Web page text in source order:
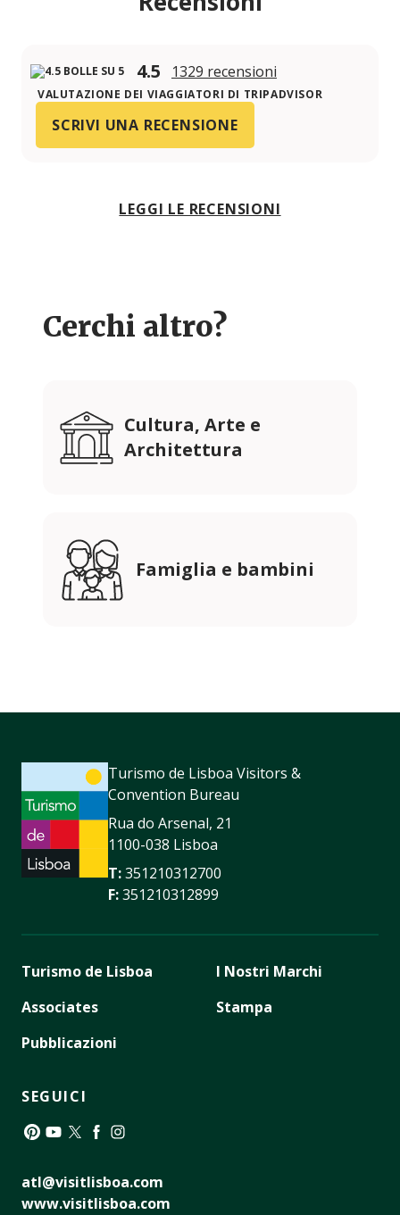
4.5 1329 recensioni
VALUTAZIONE DEI VIAGGIATORI DI TRIPADVISOR
SCRIVI UNA RECENSIONE
LEGGI LE RECENSIONI
Cerchi altro?
Cultura, Arte e
Architettura
Famiglia e bambini
Turismo de Lisboa Visitors &
Convention Bureau
Rua do Arsenal, 21
1100-038 Lisboa
T:351210312700
F:351210312899
Turismo de Lisboa
Associates
Pubblicazioni
I Nostri Marchi
Stampa
SEGUICI
atl@visitlisboa.com
www.visitlisboa.com